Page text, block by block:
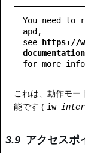
You need to
apd,
see
https://
これは、動作モー
能です ( iw
アクセスポ